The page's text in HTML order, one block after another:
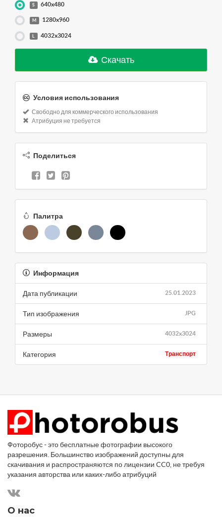
S 640x480
M 1280x960
4032x3024
Скачать
Условия использования
Свободно для коммерческого использования
Атрибуция не требуется
Поделиться
Палитра
Информация
25.01.2023
Дата публикации
JPG
Тип изображения
4032x3024
Размеры
Транспорт
Категория
Фоторобус - это бесплатные фотографии высокого
разрешения. Большинство изображений доступны для
скачивания и распространяются по лицензии CC0, не требуя
указания авторства или каких-либо атрибуций
О нас